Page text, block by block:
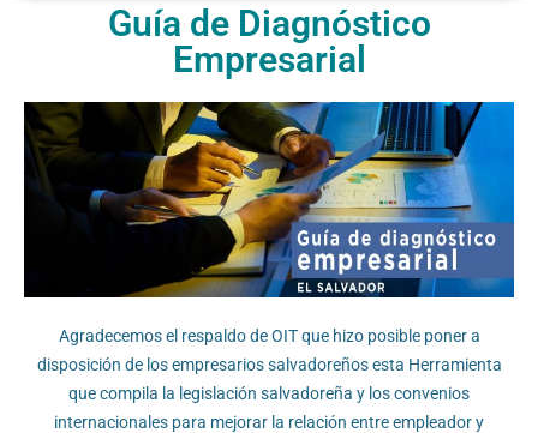
Guía de Diagnóstico
Empresarial
Agradecemos el respaldo de OIT que hizo posible poner a
disposición de los empresarios salvadoreños esta Herramienta
que compila la legislación salvadoreña y los convenios
internacionales para mejorar la relación entre empleador y